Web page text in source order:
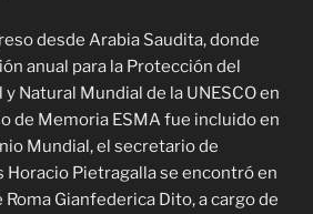
desde Arabia Saudita, donde
anual para la Protección del
Natural Mundial de la UNESCO en
de Memoria ESMA fue incluido en
Mundial, el secretario de
Horacio Pietragalla se encontró en
Roma Gianfederica Dito, a cargo de